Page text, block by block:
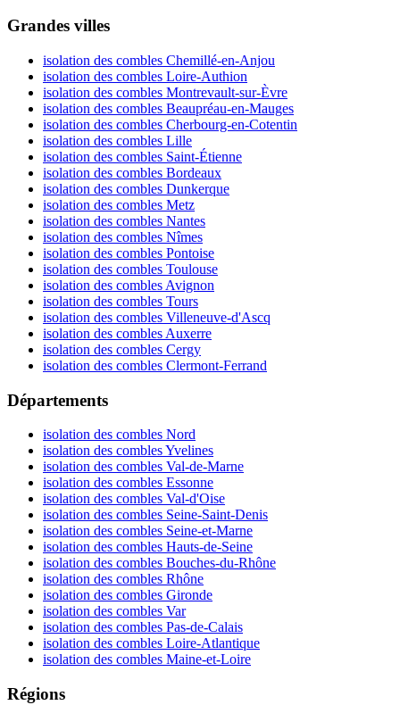
Grandes villes
isolation des combles Chemillé-en-Anjou
isolation des combles Loire-Authion
isolation des combles Montrevault-sur-Èvre
isolation des combles Beaupréau-en-Mauges
isolation des combles Cherbourg-en-Cotentin
isolation des combles Lille
isolation des combles Saint-Étienne
isolation des combles Bordeaux
isolation des combles Dunkerque
isolation des combles Metz
isolation des combles Nantes
isolation des combles Nîmes
isolation des combles Pontoise
isolation des combles Toulouse
isolation des combles Avignon
isolation des combles Tours
isolation des combles Villeneuve-d'Ascq
isolation des combles Auxerre
isolation des combles Cergy
isolation des combles Clermont-Ferrand
Départements
isolation des combles Nord
isolation des combles Yvelines
isolation des combles Val-de-Marne
isolation des combles Essonne
isolation des combles Val-d'Oise
isolation des combles Seine-Saint-Denis
isolation des combles Seine-et-Marne
isolation des combles Hauts-de-Seine
isolation des combles Bouches-du-Rhône
isolation des combles Rhône
isolation des combles Gironde
isolation des combles Var
isolation des combles Pas-de-Calais
isolation des combles Loire-Atlantique
isolation des combles Maine-et-Loire
Régions